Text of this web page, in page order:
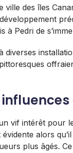
ville des îles
Pedri de
diverses
vif intérêt pour
alors
plus âgés.